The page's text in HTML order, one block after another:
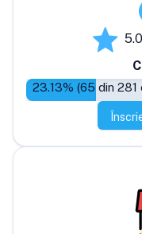
23.13% (65 din 281